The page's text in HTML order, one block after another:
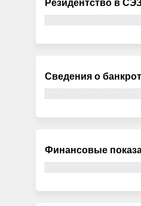
Резидентство в
Сведения о
Финансовые